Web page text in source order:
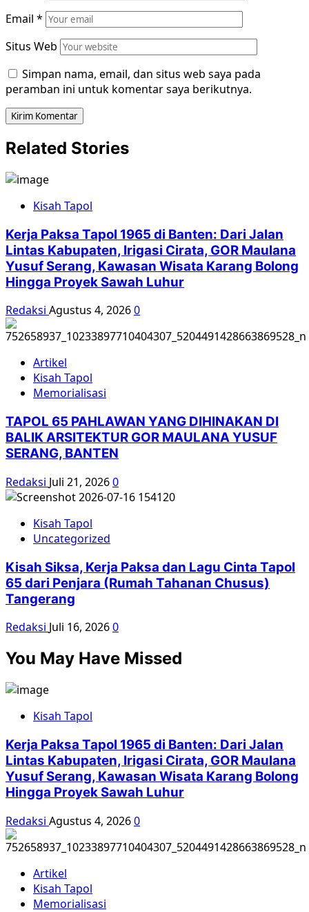
Email *
Situs Web
Simpan nama, email, dan situs web saya pada
peramban ini untuk komentar saya berikutnya.
Related Stories
Kisah Tapol
Kerja Paksa Tapol 1965 di Banten: Dari Jalan
Lintas Kabupaten, Irigasi Cirata, GOR Maulana
Yusuf Serang, Kawasan Wisata Karang Bolong
Hingga Proyek Sawah Luhur
Redaksi Agustus 4, 20260
Artikel
Kisah Tapol
Memorialisasi
TAPOL 65 PAHLAWAN YANG DIHINAKAN DI
BALIK ARSITEKTUR GOR MAULANA YUSUF
SERANG, BANTEN
Redaksi Juli 21, 20260
Kisah Tapol
Uncategorized
Kisah Siksa, Kerja Paksa dan Lagu Cinta Tapol
65 dari Penjara (Rumah Tahanan Chusus)
Tangerang
Redaksi Juli 16, 20260
You May Have Missed
Kisah Tapol
Kerja Paksa Tapol 1965 di Banten: Dari Jalan
Lintas Kabupaten, Irigasi Cirata, GOR Maulana
Yusuf Serang, Kawasan Wisata Karang Bolong
Hingga Proyek Sawah Luhur
Redaksi Agustus 4, 20260
Artikel
Kisah Tapol
Memorialisasi